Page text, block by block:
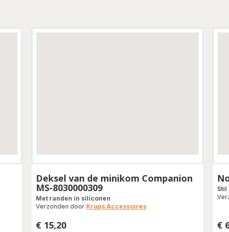
Deksel van de minikom Companion
MS-8030000309
Met randen in siliconen
Verzonden door Krups Accessoires
Prijs
€ 15,20
Stil
Prijs
€